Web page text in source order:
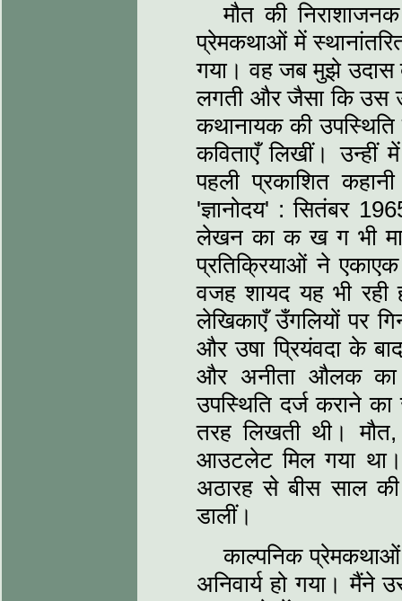
मौत की
प्रेमकथाओं में
गया। वह जब मुझे उदास
लगती और जैसा कि उस
कथानायक की
कविताएँ लिखीं।
पहली प्रकाशित
'ज्ञानोदय' : सितंबर
लेखन का क ख ग भी
प्रतिक्रियाओं ने
वजह शायद यह भी रही
लेखिकाएँ उँगलियों पर
और उषा प्रियंवदा के
और अनीता औलक का
उपस्थिति दर्ज कराने
तरह लिखती थी।
आउटलेट मिल गया
अठारह से बीस साल
डालीं।
काल्पनिक
अनिवार्य हो गया। मैंने